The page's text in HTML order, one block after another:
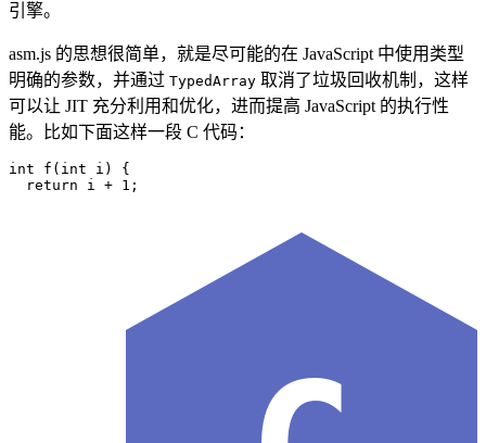
引擎。
asm.js 的思想很简单，就是尽可能的在 JavaScript 中使用类型
明确的参数，并通过 TypedArray 取消了垃圾回收机制，这样
可以让 JIT 充分利用和优化，进而提高 JavaScript 的执行性
能。比如下面这样一段 C 代码：
int f ( int i ) {
  return
i + 1 ;